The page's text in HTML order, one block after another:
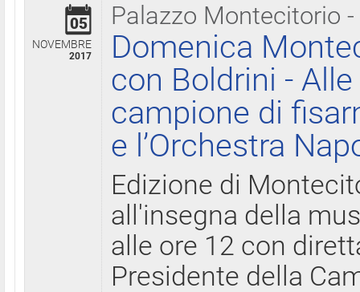
Palazzo Montecitorio
05
NOVEMBRE
2017
Domenica
con Boldrini -
campione di
e l’Orchestra
Edizione di
all'insegna della
alle ore 12 con
Presidente della